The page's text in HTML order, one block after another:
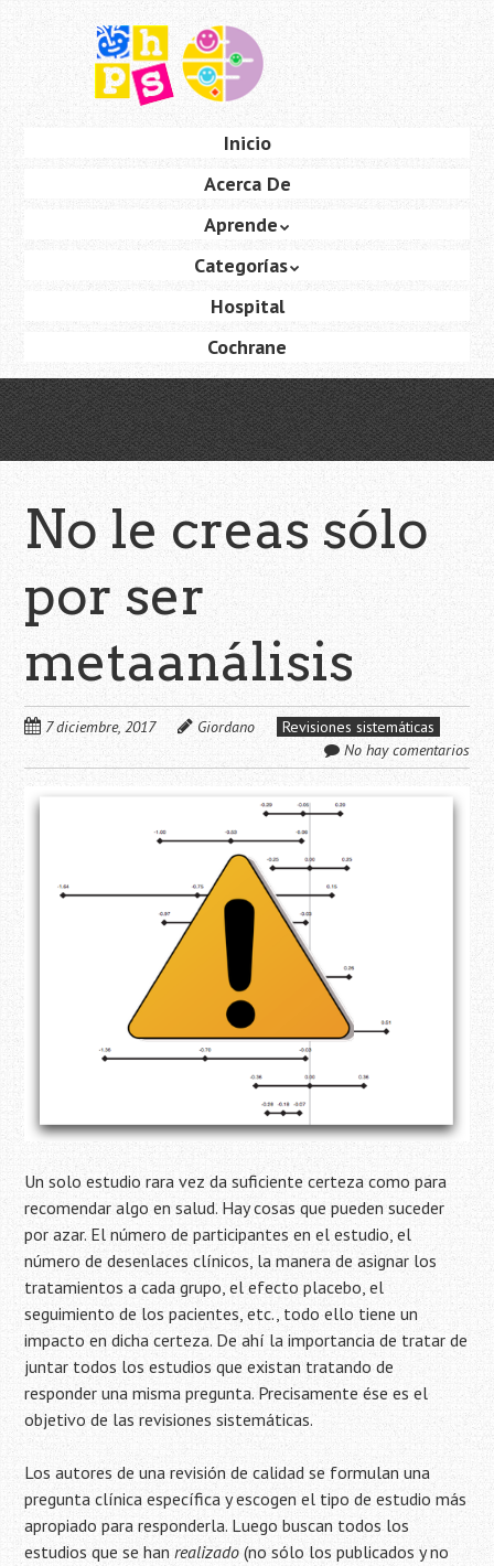
principal
Inicio
Acerca De
Aprende
Categorías
Hospital
Cochrane
No le creas sólo
por ser
metaanálisis
7 diciembre, 2017 Giordano
Revisiones sistemáticas
No hay comentarios
Un solo estudio rara vez da suficiente certeza como para
recomendar algo en salud. Hay cosas que pueden suceder
por azar. El número de participantes en el estudio, el
número de desenlaces clínicos, la manera de asignar los
tratamientos a cada grupo, el efecto placebo, el
seguimiento de los pacientes, etc., todo ello tiene un
impacto en dicha certeza. De ahí la importancia de tratar de
juntar todos los estudios que existan tratando de
responder una misma pregunta. Precisamente ése es el
objetivo de las revisiones sistemáticas.
Los autores de una revisión de calidad se formulan una
pregunta clínica específica y escogen el tipo de estudio más
apropiado para responderla. Luego buscan todos los
estudios que se hanrealizado (no sólo los publicados y no